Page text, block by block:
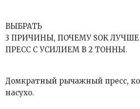
ВЫБРАТЬ
3 ПРИЧИНЫ, ПОЧЕМУ SOK
ПРЕСС С УСИЛИЕМ В 2 ТОННЫ.
Домкратный рычажный пресс,
насухо.